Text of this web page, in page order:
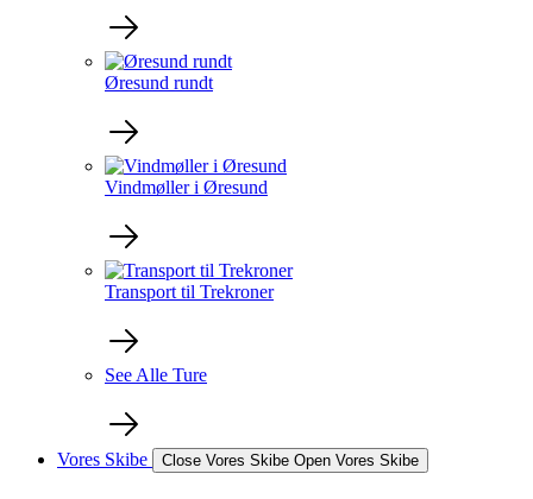
Øresund rundt
Vindmøller i Øresund
Transport til Trekroner
See Alle Ture
Vores Skibe Close Vores Skibe Open Vores Skibe